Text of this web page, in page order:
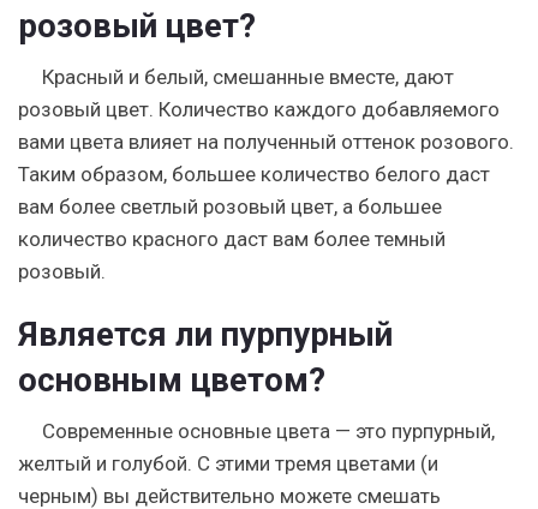
розовый цвет?
Красный и белый, смешанные вместе, дают
розовый цвет. Количество каждого добавляемого
вами цвета влияет на полученный оттенок розового.
Таким образом, большее количество белого даст
вам более светлый розовый цвет, а большее
количество красного даст вам более темный
розовый.
Является ли пурпурный
основным цветом?
Современные основные цвета — это пурпурный,
желтый и голубой. С этими тремя цветами (и
черным) вы действительно можете смешать